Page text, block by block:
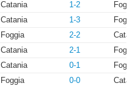
Catania 1-2
Catania 1-3
Foggia 2-2
Catania 2-1
Catania 0-1
Foggia 0-0